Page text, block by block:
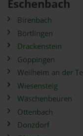
Eschenbach
Birenbach
Börtlingen
Drackenstein
Göppingen
Weilheim an der
Wiesensteig
Wäschenbeuren
Ottenbach
Donzdorf